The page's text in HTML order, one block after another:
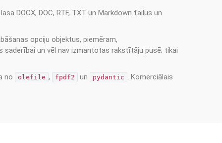
DOCX, DOC, RTF, TXT un Markdown failus un
opciju objektus, piemēram,
saderībai un vēl nav izmantotas rakstītāju pusē; tikai
no olefile , fpdf2 un pydantic . Komerciālais